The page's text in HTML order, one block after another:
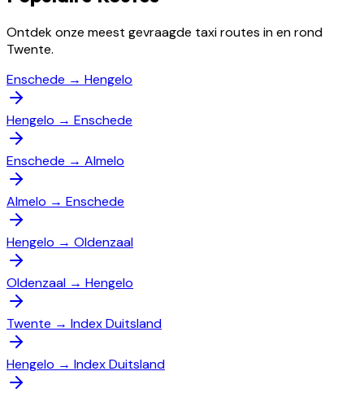
Ontdek onze meest gevraagde taxi routes in en rond
Twente.
Enschede → Hengelo
Hengelo → Enschede
Enschede → Almelo
Almelo → Enschede
Hengelo → Oldenzaal
Oldenzaal → Hengelo
Twente → Index Duitsland
Hengelo → Index Duitsland